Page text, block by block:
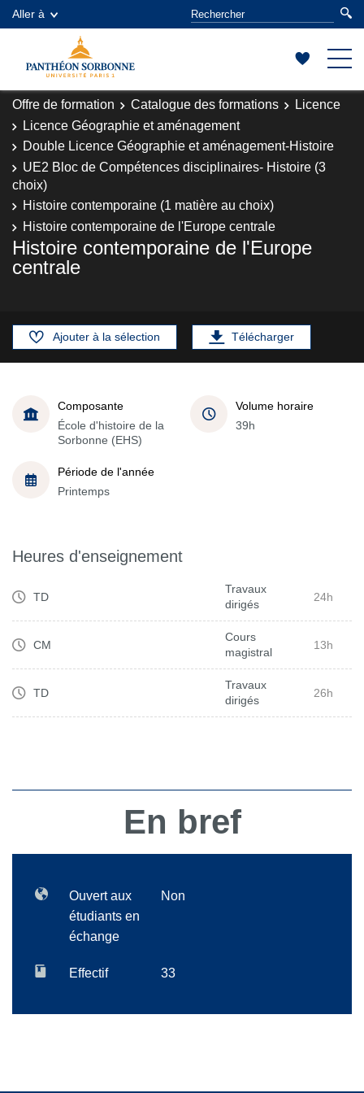
Aller à
Offre de formation Catalogue des formations
Licence
Licence Géographie et aménagement
Double Licence Géographie et aménagement-Histoire
UE2 Bloc de Compétences disciplinaires- Histoire (3
choix)
Histoire contemporaine (1 matière au choix)
Histoire contemporaine de l'Europe centrale
Histoire contemporaine de l'Europe
centrale
Ajouter à la sélection Télécharger
Composante
École d'histoire de la
Sorbonne (EHS)
Volume horaire
39h
Période de l'année
Printemps
Heures d'enseignement
TD
Travaux
dirigés
24h
CM
Cours
magistral
13h
TD
Travaux
dirigés
26h
En bref
Ouvert aux
étudiants en
échange
Non
Effectif 33